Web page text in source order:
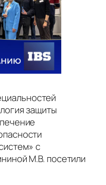
защиты
с
М.В. посетили